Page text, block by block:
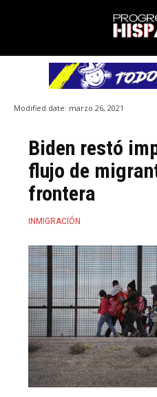
Modified date: marzo 26, 2021
Biden restó
flujo de
frontera
INMIGRACIÓN